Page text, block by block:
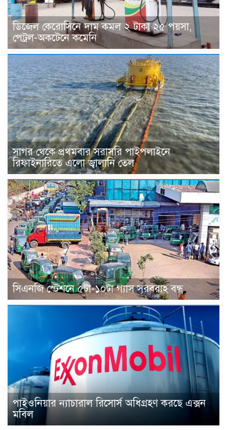
ডিজেল কেরোসিনে দাম কমল ২ টাকা ২৫ পয়সা,
পেট্রল-অকটেনে কমেনি
সাগর থেকে প্রথমবার সরাসরি পাইপলাইনে
রিফাইনারিতে এলো জ্বালানি তেল
সিএনজি স্টেশনে ৫টা-১০টা গ্যাস সরবরাহ বন্ধ
পাইওনিয়ার ন্যাচারাল রিসোর্স অধিগ্রহণ করছে এক্সন
মবিল